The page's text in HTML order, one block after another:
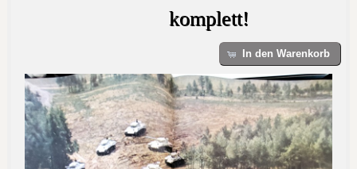
komplett!
In den Warenkorb